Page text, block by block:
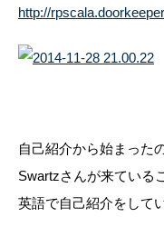
http://
自己紹介から始まった
Swartzさんが来ている
英語で自己紹介をして